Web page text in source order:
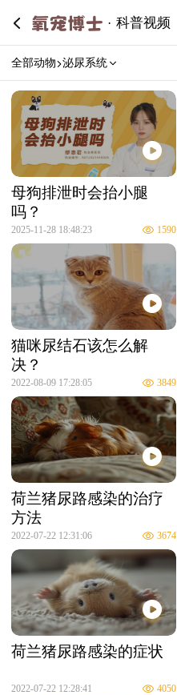
科普视频
全部动物 泌尿系统
母狗排泄时会抬小腿
吗？
2025-11-28 18:48:23 1590
猫咪尿结石该怎么解
决？
2022-08-09 17:28:05 3849
荷兰猪尿路感染的治疗
方法
2022-07-22 12:31:06 3674
荷兰猪尿路感染的症状
2022-07-22 12:28:41 4050